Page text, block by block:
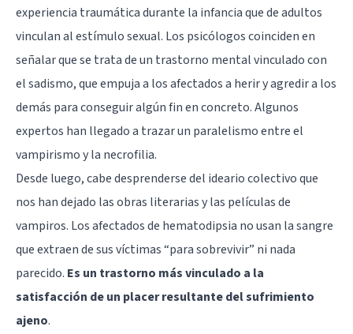
experiencia traumática durante la infancia que de adultos
vinculan al estímulo sexual. Los psicólogos coinciden en
señalar que se trata de un trastorno mentalvinculado con
el sadismo, que empuja a los afectados a herir y agredir a los
demás para conseguir algún fin en concreto. Algunos
expertos han llegado a trazar un paralelismo entre el
vampirismo y la necrofilia.
Desde luego, cabe desprenderse del ideario colectivo que
nos han dejado las obras literarias y las películas de
vampiros. Los afectados de hematodipsia no usan la sangre
que extraen de sus víctimas “para sobrevivir” ni nada
parecido. Es un trastorno más vinculado a la
satisfacción de un placer resultante del sufrimiento
ajeno.